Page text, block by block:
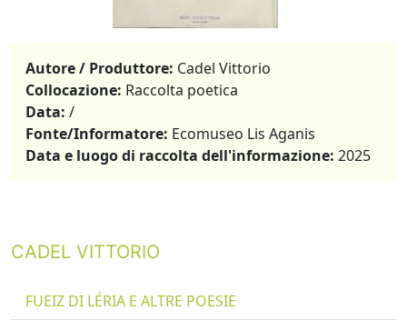
Autore / Produttore: Cadel Vittorio
Collocazione: Raccolta poetica
Data: /
Fonte/Informatore: Ecomuseo Lis Aganis
Data e luogo di raccolta dell'informazione: 2025
CADEL VITTORIO
FUEIZ DI LÉRIA E ALTRE POESIE